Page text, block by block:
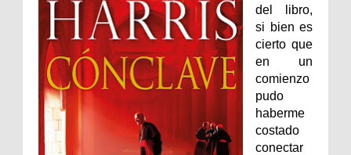
del libro,
si bien es
cierto que
en un
comienzo
pudo
haberme
costado
conectar